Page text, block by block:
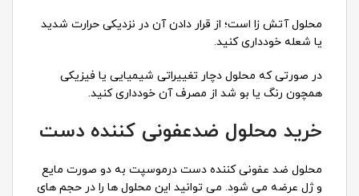
محلول آتش زا است؛ از قرار دادن آن در نزدیکی حرارت شدید
یا شعله خودداری کنید.
در صورتی که محلول دچار تغییراتی شیمیایی یا فیزیکی
همچون رنگ یا بو شد از مصرف آن خودداری کنید.
خرید محلول ضدعفونی کننده دست
محلول ضد عفونی کننده دست درموسپت به دو صورت مایع
و ژل عرضه می شود. می توانید این محلول ها را در حجم های